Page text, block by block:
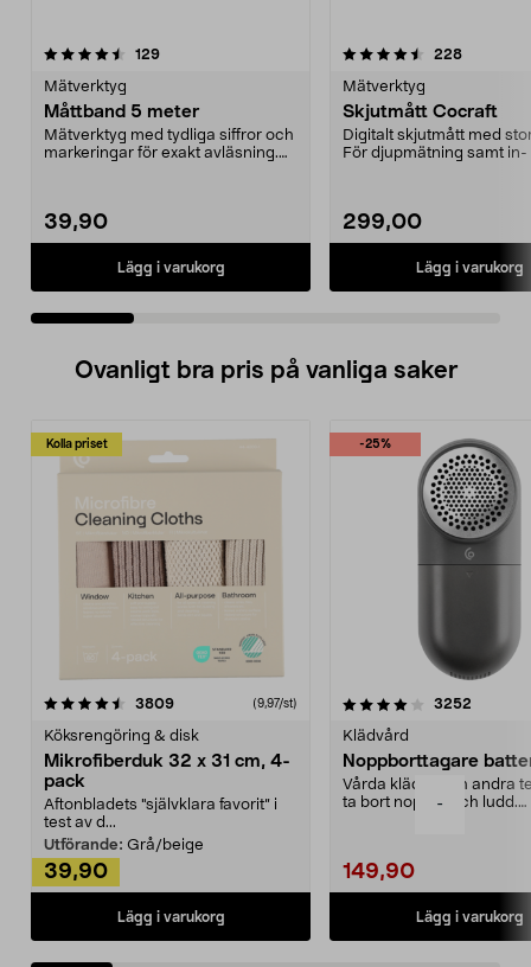
-
129recensioner
Mätverktyg
Måttband 5 meter
Mätverktyg med tydliga siffror och
markeringar för exakt avläsning.
39,90
Lägg i varukorg
4.5 av 5 stjärnor 228
Mätverktyg
Skjutmått Cocraft
Digitalt skjutmått med
För djupmätning samt in-
299,00
Lägg i varukorg
4.5 av 5 stjärnor
Ovanligt bra pris på vanliga saker
Kolla priset
3809recensioner (9,97/st)
Köksrengöring & disk
Mikrofiberduk 32 x 31 cm, 4-
pack
Aftonbladets "självklara favorit” i
test av d...
Utförande: Grå/beige
39,90
Lägg i varukorg
-25%
4.0av 5 stjärnor 3252
Klädvård
Noppborttagare
Vårda kläder och andra
ta bort noppor och ludd.
149,90
Lägg i varukorg
4.5av 5 stjärnor